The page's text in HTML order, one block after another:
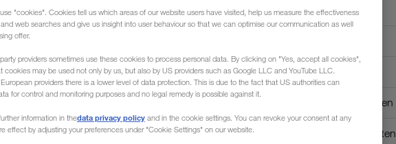
der / in die
Europa
Zentralasien
Naher Osten
"cookies". Cookies tell us which areas of our website users have visited, help us measure the effectiveness
web searches and give us insight into user behaviour so that we can optimise our communication as well
offer.
providers sometimes use these cookies to process personal data. By clicking on "Yes, accept all cookies",
cookies may be used not only by us, but also by US providers such as Google LLC and YouTube LLC.
providers there is a lower level of data protection. This is due to the fact that US authorities can
for control and monitoring purposes and no legal remedy is possible against it.
information in thedata privacy policy and in the cookie settings. You can revoke your consent at any
effect by adjusting your preferences under "Cookie Settings" on our website.